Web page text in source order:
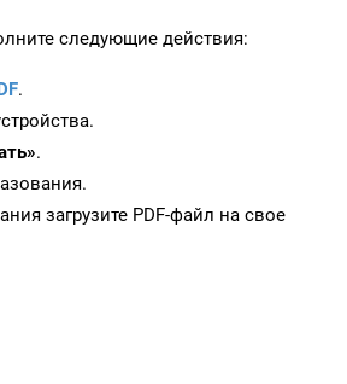
следующие действия:
.
.
загрузите PDF-файл на свое